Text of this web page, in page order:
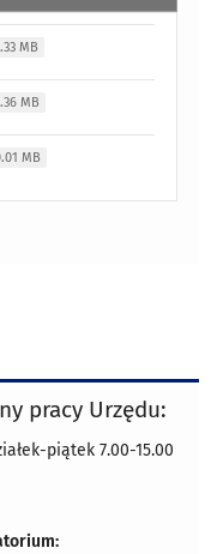
MB
MB
MB
pracy Urzędu:
piątek 7.00-15.00